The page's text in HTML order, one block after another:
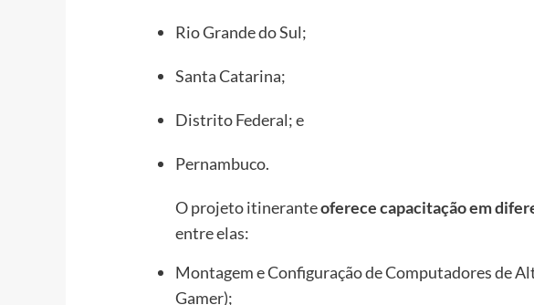
Rio Grande do Sul;
Santa Catarina;
Distrito Federal; e
Pernambuco.
O projeto itineranteoferece capacitação em
entre elas:
Montagem e Configuração de Computadores de
Gamer);